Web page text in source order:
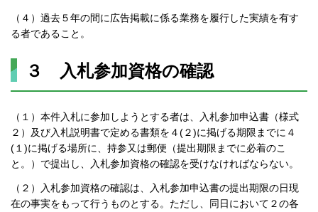
（４）過去５年の間に広告掲載に係る業務を履行した実績を有す
る者であること。
３ 入札参加資格の確認
（１）本件入札に参加しようとする者は、入札参加申込書（様式
２）及び入札説明書で定める書類を４(２)に掲げる期限までに４
(１)に掲げる場所に、持参又は郵便（提出期限までに必着のこ
と。）で提出し、入札参加資格の確認を受けなければならない。
（２）入札参加資格の確認は、入札参加申込書の提出期限の日現
在の事実をもって行うものとする。ただし、同日において２の各